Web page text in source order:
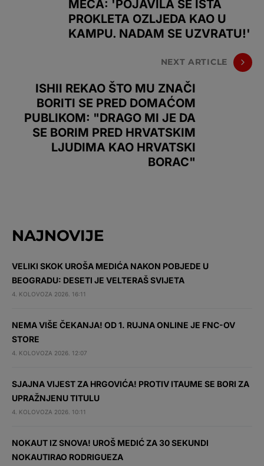
MEČA: 'POJAVILA SE ISTA
PROKLETA OZLJEDA KAO U
KAMPU. NADAM SE UZVRATU!'
NEXT ARTICLE
ISHII REKAO ŠTO MU ZNAČI
BORITI SE PRED DOMAĆOM
PUBLIKOM: "DRAGO MI JE DA
SE BORIM PRED HRVATSKIM
LJUDIMA KAO HRVATSKI
BORAC"
NAJNOVIJE
VELIKI SKOK UROŠA MEDIĆA NAKON POBJEDE U
BEOGRADU: DESETI JE VELTERAŠ SVIJETA
4. KOLOVOZA 2026. 16:11
NEMA VIŠE ČEKANJA! OD 1. RUJNA ONLINE JE FNC-OV
STORE
4. KOLOVOZA 2026. 12:07
SJAJNA VIJEST ZA HRGOVIĆA! PROTIV ITAUME SE BORI ZA
UPRAŽNJENU TITULU
4. KOLOVOZA 2026. 10:11
NOKAUT IZ SNOVA! UROŠ MEDIĆ ZA 30 SEKUNDI
NOKAUTIRAO RODRIGUEZA